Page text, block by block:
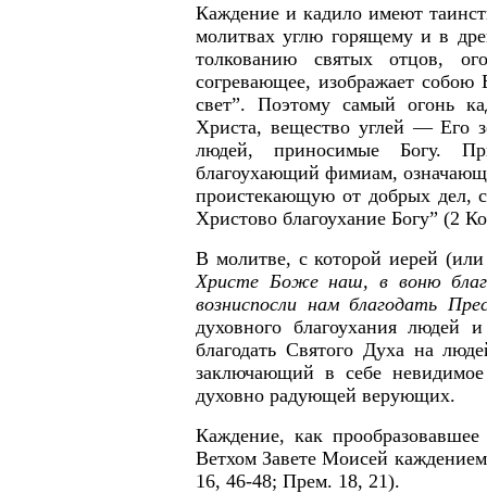
Каждение и кадило имеют
молитвах углю горящему и в
толкованию святых отцов,
согревающее, изображает собою
свет”. Поэтому самый огонь
Христа, вещество углей — Его
людей, приносимые Богу.
благоухающий фимиам,
проистекающую от добрых дел,
Христово благоухание Богу” (2
В молитве, с которой иерей (или
Христе Боже наш, в воню
возниспосли нам благодать
духовного благоухания
благодать Святого Духа на
заключающий в себе
духовно радующей верующих.
Каждение, как
Ветхом Завете Моисей
16, 46-48; Прем. 18, 21).